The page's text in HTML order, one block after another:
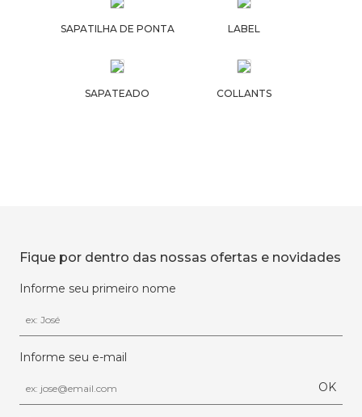
SAPATILHA DE PONTA LABEL
SAPATEADO COLLANTS
Fique por dentro das nossas ofertas e novidades
Informe seu primeiro nome
Informe seu e-mail
OK